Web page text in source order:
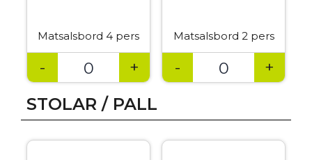
Matsalsbord 4 pers
- +
Matsalsbord 2 pers
- +
STOLAR / PALL